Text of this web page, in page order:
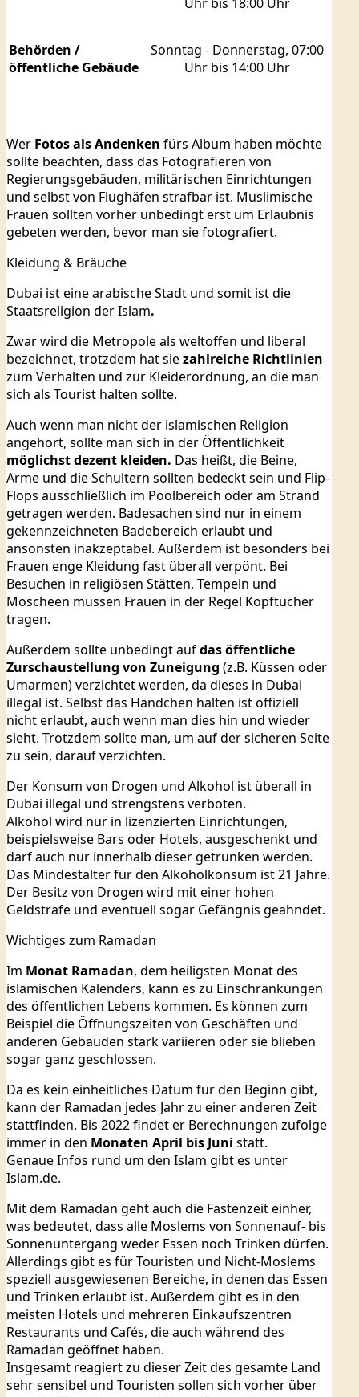
Behörden /
öffentliche Gebäude
Sonntag - Donnerstag, 07:00
Uhr bis 14:00 Uhr
Wer Fotos als Andenken fürs Album haben möchte
sollte beachten, dass das Fotografieren von
Regierungsgebäuden, militärischen Einrichtungen
und selbst von Flughäfen strafbar ist. Muslimische
Frauen sollten vorher unbedingt erst um Erlaubnis
gebeten werden, bevor man sie fotografiert.
Kleidung & Bräuche
Dubai ist eine arabische Stadt und somit ist die
Staatsreligion der Islam.
Zwar wird die Metropole als weltoffen und liberal
bezeichnet, trotzdem hat siezahlreiche Richtlinien
zum Verhalten und zur Kleiderordnung, an die man
sich als Tourist halten sollte.
Auch wenn man nicht der islamischen Religion
angehört, sollte man sich in der Öffentlichkeit
möglichst dezent kleiden. Das heißt, die Beine,
Arme und die Schultern sollten bedeckt sein und Flip-
Flops ausschließlich im Poolbereich oder am Strand
getragen werden. Badesachen sind nur in einem
gekennzeichneten Badebereich erlaubt und
ansonsten inakzeptabel. Außerdem ist besonders bei
Frauen enge Kleidung fast überall verpönt. Bei
Besuchen in religiösen Stätten, Tempeln und
Moscheen müssen Frauen in der Regel Kopftücher
tragen.
Außerdem sollte unbedingt aufdas öffentliche
Zurschaustellung von Zuneigung (z.B. Küssen oder
Umarmen) verzichtet werden, da dieses in Dubai
illegal ist. Selbst das Händchen halten ist offiziell
nicht erlaubt, auch wenn man dies hin und wieder
sieht. Trotzdem sollte man, um auf der sicheren Seite
zu sein, darauf verzichten.
Der Konsum von Drogen und Alkohol ist überall in
Dubai illegal und strengstens verboten.
Alkohol wird nur in lizenzierten Einrichtungen,
beispielsweise Bars oder Hotels, ausgeschenkt und
darf auch nur innerhalb dieser getrunken werden.
Das Mindestalter für den Alkoholkonsum ist 21 Jahre.
Der Besitz von Drogen wird mit einer hohen
Geldstrafe und eventuell sogar Gefängnis geahndet.
Wichtiges zum Ramadan
Im Monat Ramadan, dem heiligsten Monat des
islamischen Kalenders, kann es zu Einschränkungen
des öffentlichen Lebens kommen. Es können zum
Beispiel die Öffnungszeiten von Geschäften und
anderen Gebäuden stark variieren oder sie blieben
sogar ganz geschlossen.
Da es kein einheitliches Datum für den Beginn gibt,
kann der Ramadan jedes Jahr zu einer anderen Zeit
stattfinden. Bis 2022 findet er Berechnungen zufolge
immer in den Monaten April bis Juni statt.
Genaue Infos rund um den Islam gibt es unter
Islam.de.
Mit dem Ramadan geht auch die Fastenzeit einher,
was bedeutet, dass alle Moslems von Sonnenauf- bis
Sonnenuntergang weder Essen noch Trinken dürfen.
Allerdings gibt es für Touristen und Nicht-Moslems
speziell ausgewiesenen Bereiche, in denen das Essen
und Trinken erlaubt ist. Außerdem gibt es in den
meisten Hotels und mehreren Einkaufszentren
Restaurants und Cafés, die auch während des
Ramadan geöffnet haben.
Insgesamt reagiert zu dieser Zeit des gesamte Land
sehr sensibel und Touristen sollen sich vorher über